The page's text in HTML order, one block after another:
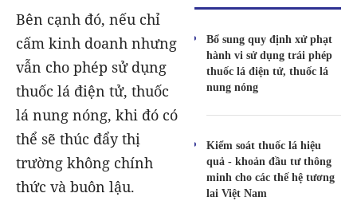
Bổ sung quy định xử phạt
hành vi sử dụng trái phép
thuốc lá điện tử, thuốc lá
nung nóng
Kiểm soát thuốc lá hiệu
quả - khoản đầu tư thông
minh cho các thế hệ tương
lai Việt Nam
Bên cạnh đó, nếu chỉ
cấm kinh doanh nhưng
vẫn cho phép sử dụng
thuốc lá điện tử, thuốc
lá nung nóng, khi đó có
thể sẽ thúc đẩy thị
trường không chính
thức và buôn lậu.